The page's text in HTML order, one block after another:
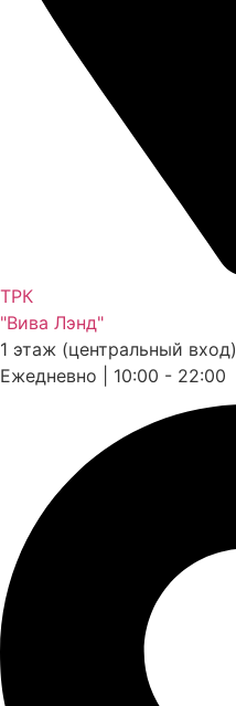
ТРК
"Вива Лэнд"
1 этаж (центральный вход)
Ежедневно | 10:00 - 22:00